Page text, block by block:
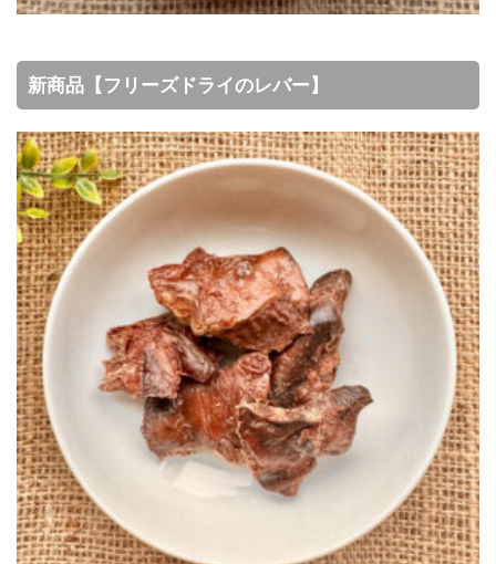
新商品【フリーズドライのレバー】